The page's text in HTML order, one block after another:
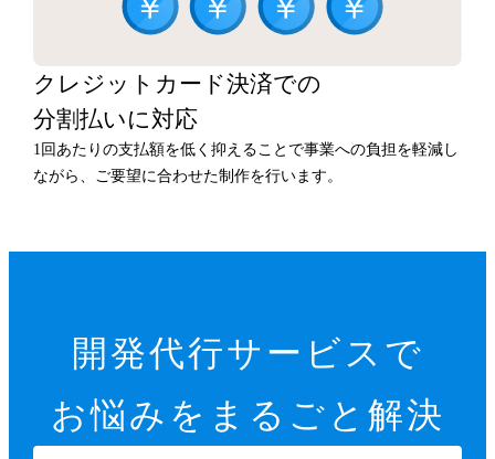
クレジットカード決済での
分割払いに対応
1回あたりの支払額を低く抑えることで事業への負担を軽減し
ながら、ご要望に合わせた制作を行います。
開発代行サービスで
お悩みをまるごと解決